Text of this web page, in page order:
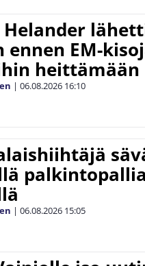
ennen EM-
heittämään
| 06.08.2026 16:10
| 06.08.2026 15:05